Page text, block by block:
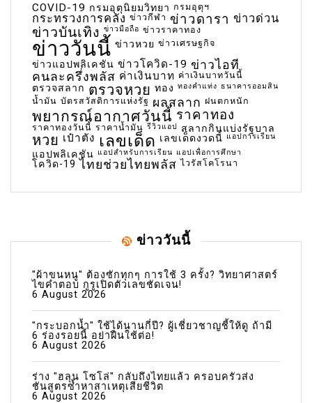
COVID-19 กรมอุตุนิยมวิทยา กรมอุตุฯ
กระทรวงการคลัง ข่าวกีฬา ข่าวดารา ข่าวด่วน
ข่าวบันเทิง ข่าวมือถือ ข่าวราคาทอง
ข่าววันนี้ ข่าวหวย ข่าวเศรษฐกิจ
ข่าวแอปพลิเคชัน ข่าวโควิด-19 ข่าวไอที
คนละครึ่งพลัส ค่าเงินบาท ค่าเงินบาทวันนี้
ตรวจสลาก ตรวจหวย ทอง ทองคำแท่ง ธนาคารออมสิน
น้ำมัน บัตรสวัสดิการแห่งรัฐ ผลสลาก ฝนตกหนัก
พยากรณ์อากาศวันนี้ ราคาทอง
ราคาทองวันนี้ ราคาน้ำมัน รีวิวแอป สลากกินแบ่งรัฐบาล
หวย เป๋าตัง เลขเด็ด เลขเด็ดงวดนี้ แอปการเรียน
แอปพลิเคชัน แอปสำหรับการเรียน แอปเพื่อการศึกษา
โควิด-19 ไทยช่วยไทยพลัส ไวรัสโคโรนา
ข่าววันนี้
"ผ้าขนหนู" ต้องซักทุกๆ การใช้ 3 ครั้ง? วิทยาศาสตร์
ไขคำตอบ กูรูเปิดตัวเลขชัดเจน!
6 August 2026
"กระบอกน้ำ" ใช้ได้นานกี่ปี? ผู้เชี่ยวชาญชี้ให้ดู ถ้ามี
6 ร่องรอยนี้ อย่าฝืนใช้ต่อ!
6 August 2026
ร่าง "ฮลุน โซโล่" กลับถึงไทยแล้ว ครอบครัวส่ง
ชันสูตรซ้ำหาสาเหตุเสียชีวิต
6 August 2026